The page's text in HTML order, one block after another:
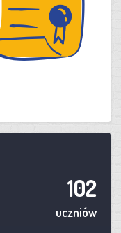
102
uczniów